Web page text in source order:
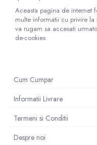
Aceasta pagina de internet
multe informatii cu privire
va rugam sa accesati
de-cookies
Cum Cumpar
Informatii Livrare
Termeni si Conditii
Despre noi